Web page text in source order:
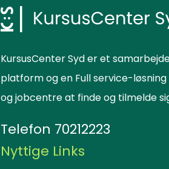
KursusCenter Syd er et
platform og en Full service-
og jobcentre at finde og tilmelde
Telefon 70212223
Nyttige Links